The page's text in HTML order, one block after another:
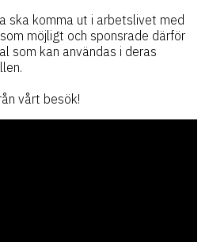
ska komma ut i arbetslivet med
möjligt och sponsrade därför
som kan användas i deras
vårt besök!